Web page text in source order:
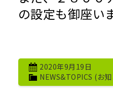
の設定も御座い
2020年9月19日
NEWS&TOPICS (お